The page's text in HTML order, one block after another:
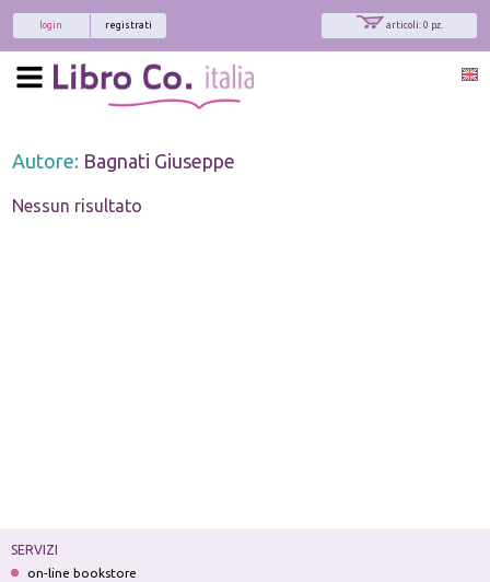
articoli: 0 pz.
registrati
login
Autore: Bagnati Giuseppe
Nessun risultato
SERVIZI
on-line bookstore